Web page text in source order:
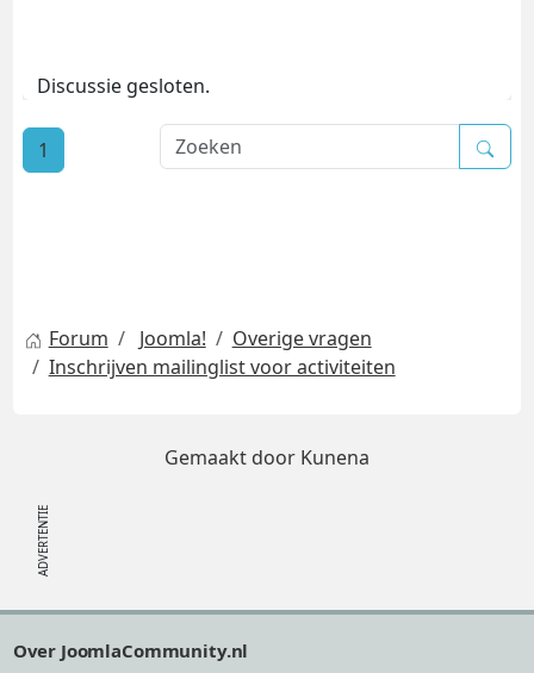
Discussie gesloten.
1
Forum Joomla!
Overige vragen
Inschrijven mailinglist voor activiteiten
Gemaakt door Kunena
Over JoomlaCommunity.nl